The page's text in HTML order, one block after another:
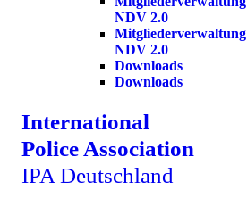
NDV 2.0
Mitgliederverwaltung
NDV 2.0
Downloads
Downloads
International
Police Association
IPA Deutschland